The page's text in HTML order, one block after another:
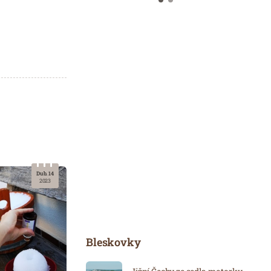
Dub. 14
2023
Bleskovky